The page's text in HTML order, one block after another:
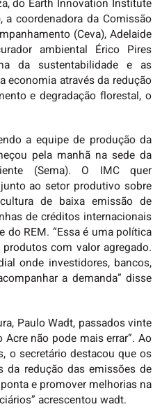
do Earth Innovation Institute
a coordenadora da Comissão
(Ceva), Adelaide
ambiental Érico Pires
da sustentabilidade e as
economia através da redução
e degradação florestal, o
a equipe de produção da
pela manhã na sede da
(Sema). O IMC quer
ao setor produtivo sobre
de baixa emissão de
de créditos internacionais
do REM. “Essa é uma política
com valor agregado.
onde investidores, bancos,
a demanda” disse
Paulo Wadt, passados vinte
não pode mais errar”. Ao
o secretário destacou que os
da redução das emissões de
e promover melhorias na
acrescentou wadt.